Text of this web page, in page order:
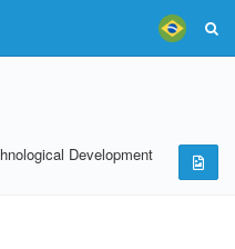
Development